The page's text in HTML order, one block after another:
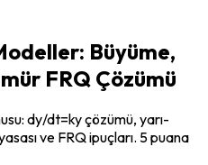
Büyüme,
FRQ Çözümü
dy/dt=ky çözümü, yarı-
ve FRQ ipuçları. 5 puana